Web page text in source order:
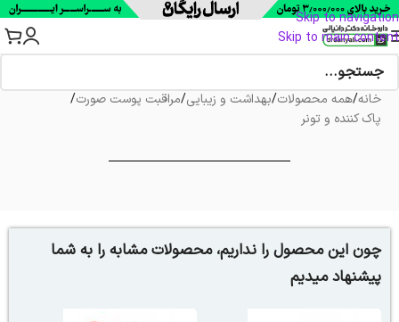
Skip to navigation
Skip to main content
خانه/همه محصولات/بهداشت و زیبایی/مراقبت پوست صورت/
پاک کننده و تونر
چون این محصول را نداریم، محصولات مشابه را به شما
پیشنهاد میدیم